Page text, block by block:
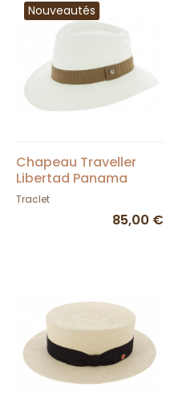
Nouveautés
Chapeau Traveller
Libertad Panama
Blanc / Marron -
Traclet
85,00 €